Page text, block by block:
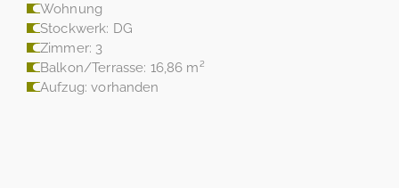
Wohnung
Stockwerk: DG
Zimmer: 3
Balkon/Terrasse: 16,86 m²
Aufzug: vorhanden